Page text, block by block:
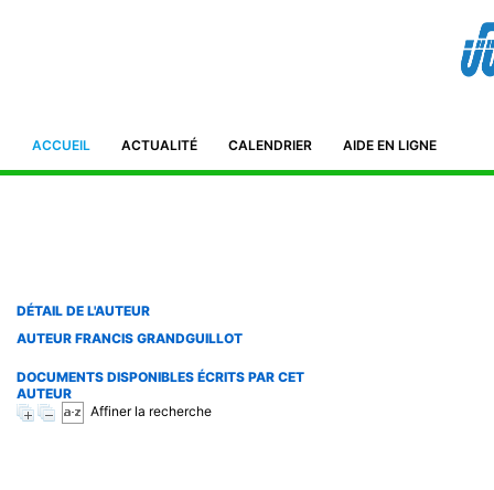
DÉTAIL DE L'AUTEUR
AUTEUR FRANCIS GRANDGUILLOT
DOCUMENTS DISPONIBLES ÉCRITS PAR CET
AUTEUR
Affiner la recherche
ACCUEIL ACTUALITÉ CALENDRIER AIDE EN LIGNE